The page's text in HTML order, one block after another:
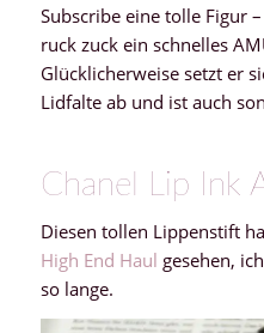
Subscribe eine tolle Figur
ruck zuck ein schnelles
Glücklicherweise setzt er
Lidfalte ab und ist auch
Chanel Lip Ink
Diesen tollen Lippenstift
High End Haul gesehen,
so lange.